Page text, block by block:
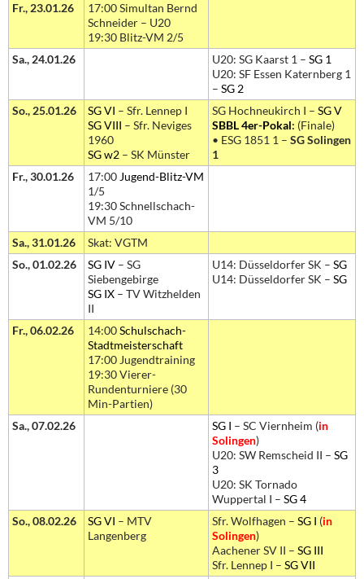
Fr., 23.01.26
17:00 Simultan Bernd
Schneider – U20
19:30 Blitz-VM 2/5
Sa., 24.01.26
U20: SG Kaarst 1 – SG 1
U20: SF Essen Katernberg 1
– SG 2
So., 25.01.26
SG VI – Sfr. Lennep I
SG VIII – Sfr. Neviges
1960
SG w2 – SK Münster
SG Hochneukirch I – SG V
SBBL 4er-Pokal: (Finale)
• ESG 1851 1 – SG Solingen
1
Fr., 30.01.26
17:00 Jugend-Blitz-VM
1/5
19:30 Schnellschach-
VM 5/10
Sa., 31.01.26
Skat: VGTM
So., 01.02.26
SG IV – SG
Siebengebirge
SG IX – TV Witzhelden
II
U14: Düsseldorfer SK – SG
U14: Düsseldorfer SK – SG
Fr., 06.02.26 14:00Schulschach-
Stadtmeisterschaft
17:00 Jugendtraining
19:30 Vierer-
Rundenturniere (30
Min-Partien)
Sa., 07.02.26
SG I – SC Viernheim (in
Solingen)
U20: SW Remscheid II – SG
3
U20: SK Tornado
Wuppertal I – SG 4
So., 08.02.26
SG VI – MTV
Langenberg
Sfr. Wolfhagen – SG I (in
Solingen)
Aachener SV II – SG III
Sfr. Lennep I – SG VII